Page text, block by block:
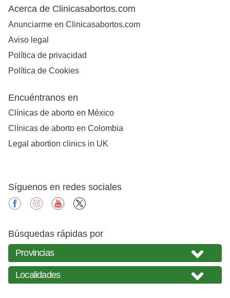
Acerca de Clinicasabortos.com
Anunciarme en Clinicasabortos.com
Aviso legal
Política de privacidad
Política de Cookies
Encuéntranos en
Clínicas de aborto en México
Clínicas de aborto en Colombia
Legal abortion clinics in UK
Síguenos en redes sociales
facebookinstagramyoutube
Búsquedas rápidas por